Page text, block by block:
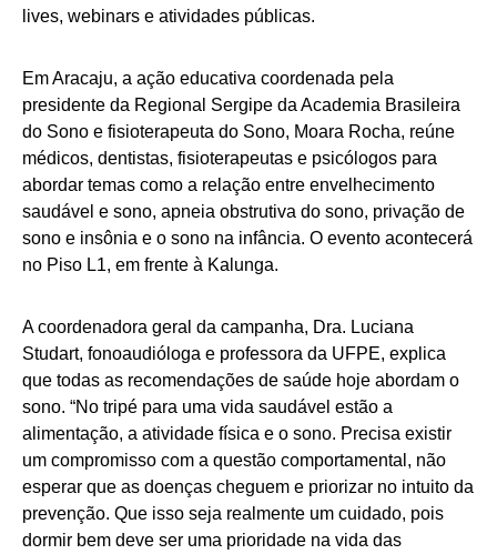
lives, webinars e atividades públicas.
Em Aracaju, a ação educativa coordenada pela
presidente da Regional Sergipe da Academia Brasileira
do Sono e fisioterapeuta do Sono, Moara Rocha, reúne
médicos, dentistas, fisioterapeutas e psicólogos para
abordar temas como a relação entre envelhecimento
saudável e sono, apneia obstrutiva do sono, privação de
sono e insônia e o sono na infância. O evento acontecerá
no Piso L1, em frente à Kalunga.
A coordenadora geral da campanha, Dra. Luciana
Studart, fonoaudióloga e professora da UFPE, explica
que todas as recomendações de saúde hoje abordam o
sono. “No tripé para uma vida saudável estão a
alimentação, a atividade física e o sono. Precisa existir
um compromisso com a questão comportamental, não
esperar que as doenças cheguem e priorizar no intuito da
prevenção. Que isso seja realmente um cuidado, pois
dormir bem deve ser uma prioridade na vida das